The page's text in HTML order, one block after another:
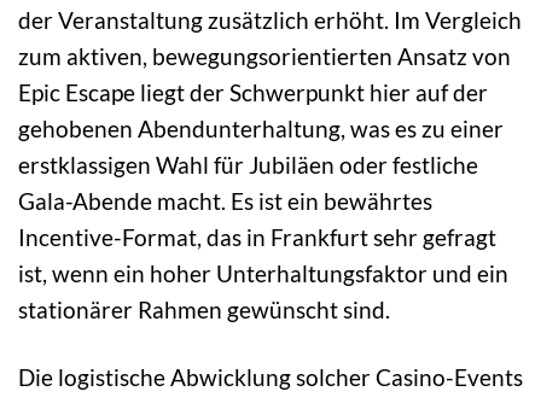
der Veranstaltung zusätzlich erhöht. Im Vergleich
zum aktiven, bewegungsorientierten Ansatz von
Epic Escape liegt der Schwerpunkt hier auf der
gehobenen Abendunterhaltung, was es zu einer
erstklassigen Wahl für Jubiläen oder festliche
Gala-Abende macht. Es ist ein bewährtes
Incentive-Format, das in Frankfurt sehr gefragt
ist, wenn ein hoher Unterhaltungsfaktor und ein
stationärer Rahmen gewünscht sind.
Die logistische Abwicklung solcher Casino-Events